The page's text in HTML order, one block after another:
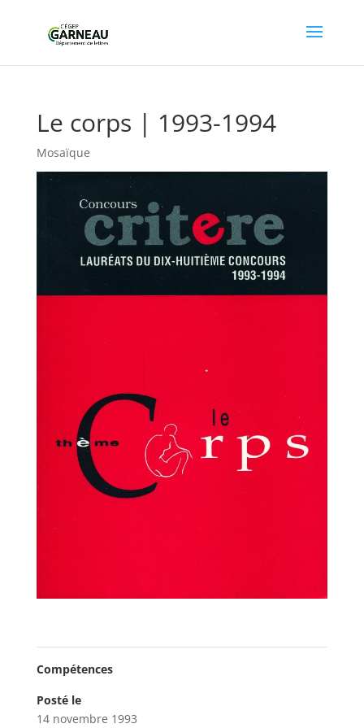
Le corps | 1993-1994
Mosaïque
Compétences
Posté le
14 novembre 1993